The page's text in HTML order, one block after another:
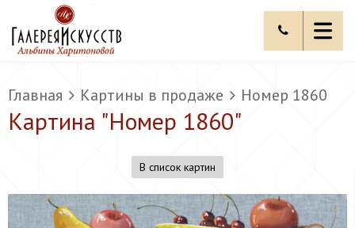
Главная Картины в продаже Номер 1860
Картина "Номер 1860"
В список картин